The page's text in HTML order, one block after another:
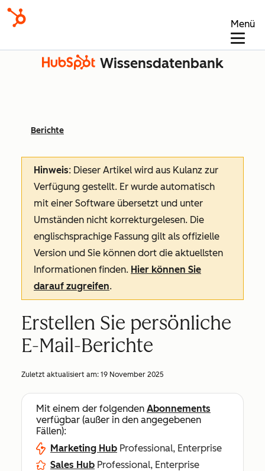
Menü
Wissensdatenbank
Berichte
Hinweis: Dieser Artikel wird aus Kulanz zur
Verfügung gestellt. Er wurde automatisch
mit einer Software übersetzt und unter
Umständen nicht korrekturgelesen. Die
englischsprachige Fassung gilt als offizielle
Version und Sie können dort die aktuellsten
Informationen finden. Hier können Sie
darauf zugreifen.
Erstellen Sie persönliche
E-Mail-Berichte
Zuletzt aktualisiert am: 19 November 2025
Mit einem der folgenden Abonnements
verfügbar (außer in den angegebenen
Fällen):
Marketing Hub Professional, Enterprise
Sales Hub Professional, Enterprise